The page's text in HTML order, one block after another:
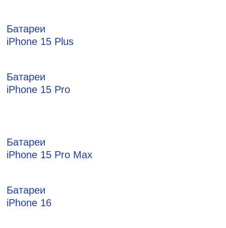
Батареи
iPhone 15 Plus
Батареи
iPhone 15 Pro
Батареи
iPhone 15 Pro Max
Батареи
iPhone 16